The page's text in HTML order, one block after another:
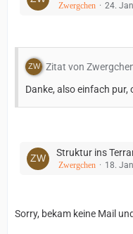
Zwergchen 24.
Zitat von
Danke, also einfach pur,
Struktur ins
Zwergchen 18.
Sorry, bekam keine Mail